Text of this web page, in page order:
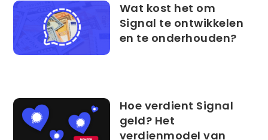
Wat kost het om
Signal te ontwikkelen
en te onderhouden?
Hoe verdient Signal
geld? Het
verdienmodel van